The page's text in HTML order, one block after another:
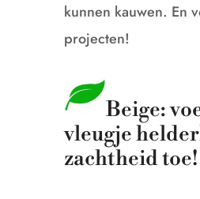
kunnen kauwen. En
projecten!
Beige:
vleugje
zachtheid toe!